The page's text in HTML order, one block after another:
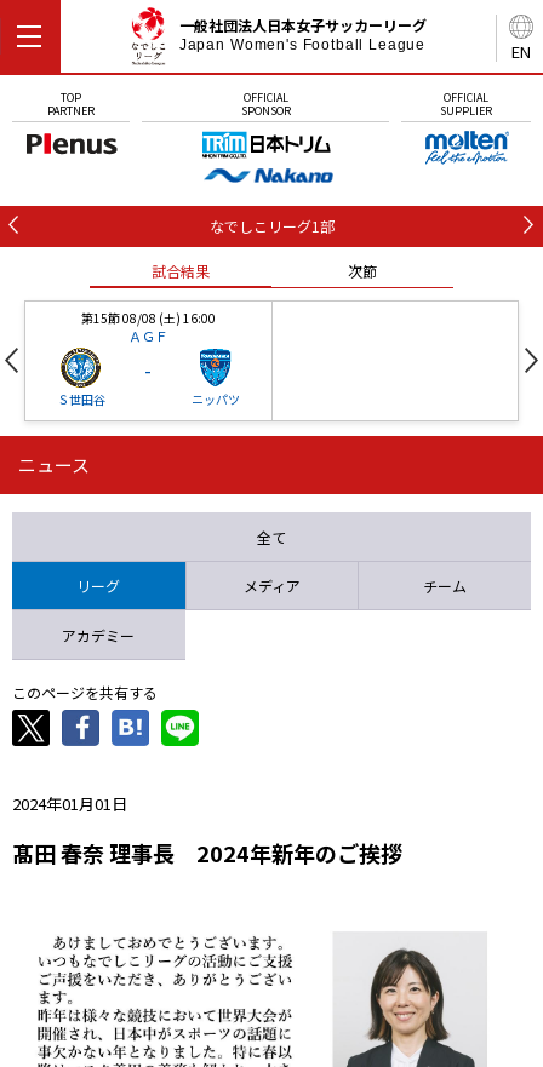
EN
一般社団法人日本女子サッカーリーグ
Japan Women's Football League
TOP
PARTNER
OFFICIAL
SPONSOR
OFFICIAL
SUPPLIER
なでしこリーグ1部
試合結果 次節
第15節 08/08 (土) 16:00
ＡＧＦ
Ｓ世田谷
-
ニッパツ
第16節 09/05 (土) 15:00
ニッパツ 石人の星
ニュース
全て
リーグ メディア チーム
アカデミー
このページを共有する
2024年01月01日
髙田 春奈 理事長 2024年新年のご挨拶